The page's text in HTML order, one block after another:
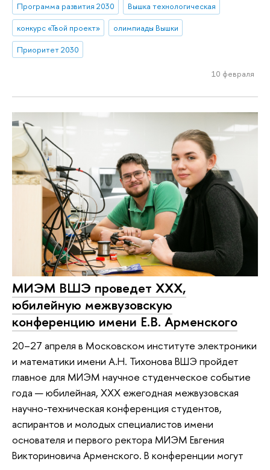
Программа развития 2030
Вышка технологическая
конкурс «Твой проект»
олимпиады Вышки
Приоритет 2030
10 февраля
МИЭМ ВШЭ проведет XXX,
юбилейную межвузовскую
конференцию имени Е.В. Арменского
20–27 апреля в Московском институте электроники
и математики имени А.Н. Тихонова ВШЭ пройдет
главное для МИЭМ научное студенческое событие
года — юбилейная, XXX ежегодная межвузовская
научно-техническая конференция студентов,
аспирантов и молодых специалистов имени
основателя и первого ректора МИЭМ Евгения
Викториновича Арменского. В конференции могут